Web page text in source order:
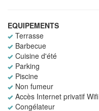
EQUIPEMENTS
Terrasse
Barbecue
Cuisine d'été
Parking
Piscine
Non fumeur
Accès Internet privatif Wifi
Congélateur